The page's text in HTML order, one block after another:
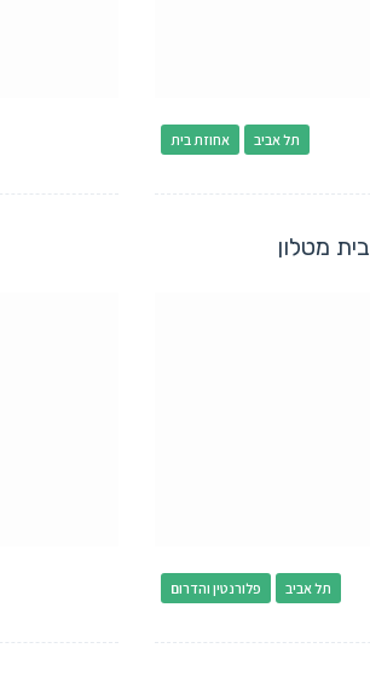
אחוזת בית תל אביב
בית מטלון
פלורנטין והדרום תל אביב